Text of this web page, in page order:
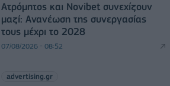
Ατρόμητος και Novibet συνεχίζουν
μαζί: Ανανέωση της συνεργασίας
τους μέχρι το 2028
07/08/2026 - 08:52
advertising.gr